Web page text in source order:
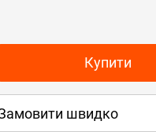
Купити
швидко